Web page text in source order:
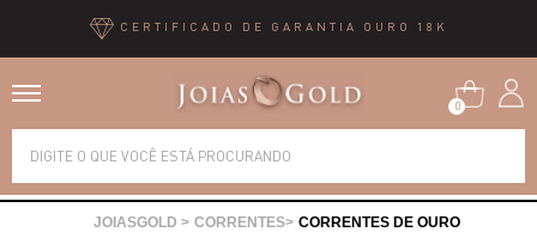
CERTIFICADO DE GARANTIA OURO 18K
0
CORRENTES CORRENTES DE OURO
Alianças